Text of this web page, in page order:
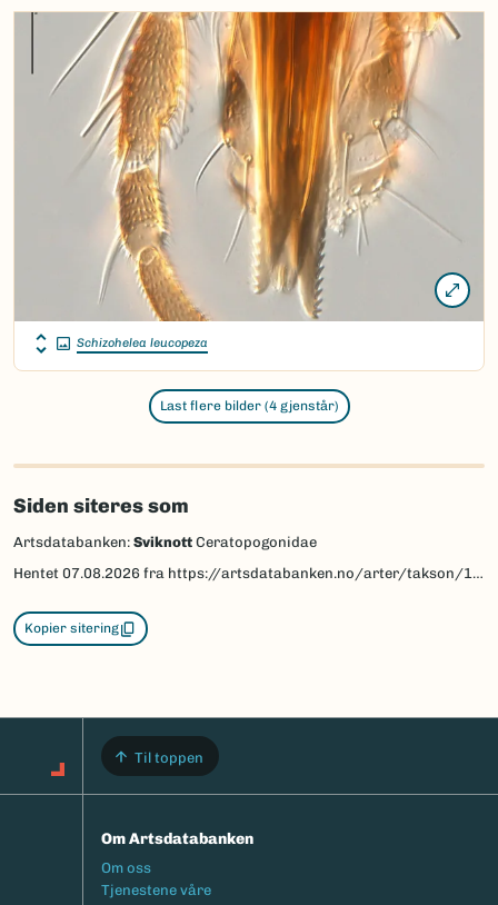
Schizohelea leucopeza
Last flere bilder (4 gjenstår)
Siden siteres som
Artsdatabanken: Sviknott Ceratopogonidae
Hentet 07.08.2026 fra https://artsdatabanken.no/arter/takson/17715
Kopier sitering
Til toppen
Om Artsdatabanken
Footermeny
Om oss
Tjenestene våre